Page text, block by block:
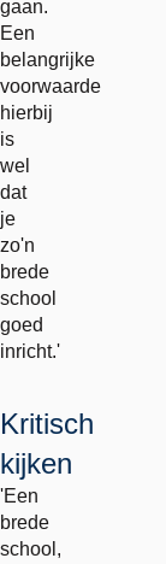
gaan.
Een
belangrijke
voorwaarde
hierbij
is
wel
dat
je
zo'n
brede
school
goed
inricht.'
Kritisch
kijken
'Een
brede
school,